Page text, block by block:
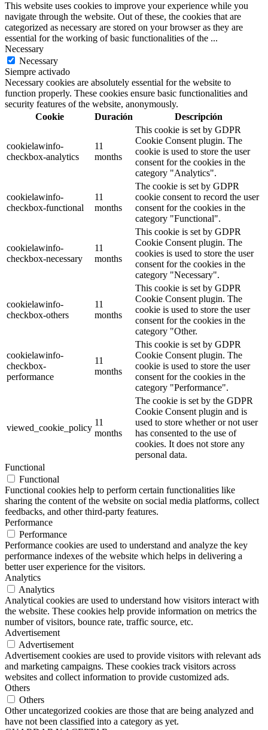
This website uses cookies to improve your experience while you
navigate through the website. Out of these, the cookies that are
categorized as necessary are stored on your browser as they are
essential for the working of basic functionalities of the ...
Necessary
Necessary
Siempre activado
Necessary cookies are absolutely essential for the website to
function properly. These cookies ensure basic functionalities and
security features of the website, anonymously.
Cookie
Duración Descripción
cookielawinfo-
checkbox-analytics
11
months
This cookie is set by GDPR
Cookie Consent plugin. The
cookie is used to store the user
consent for the cookies in the
category "Analytics".
cookielawinfo-
checkbox-functional
11
months
The cookie is set by GDPR
cookie consent to record the user
consent for the cookies in the
category "Functional".
cookielawinfo-
checkbox-necessary
11
months
This cookie is set by GDPR
Cookie Consent plugin. The
cookies is used to store the user
consent for the cookies in the
category "Necessary".
cookielawinfo-
checkbox-others
11
months
This cookie is set by GDPR
Cookie Consent plugin. The
cookie is used to store the user
consent for the cookies in the
category "Other.
cookielawinfo-
checkbox-
performance
11
months
This cookie is set by GDPR
Cookie Consent plugin. The
cookie is used to store the user
consent for the cookies in the
category "Performance".
viewed_cookie_policy
11
months
The cookie is set by the GDPR
Cookie Consent plugin and is
used to store whether or not user
has consented to the use of
cookies. It does not store any
personal data.
Functional
Functional
Functional cookies help to perform certain functionalities like
sharing the content of the website on social media platforms, collect
feedbacks, and other third-party features.
Performance
Performance
Performance cookies are used to understand and analyze the key
performance indexes of the website which helps in delivering a
better user experience for the visitors.
Analytics
Analytics
Analytical cookies are used to understand how visitors interact with
the website. These cookies help provide information on metrics the
number of visitors, bounce rate, traffic source, etc.
Advertisement
Advertisement
Advertisement cookies are used to provide visitors with relevant ads
and marketing campaigns. These cookies track visitors across
websites and collect information to provide customized ads.
Others
Others
Other uncategorized cookies are those that are being analyzed and
have not been classified into a category as yet.